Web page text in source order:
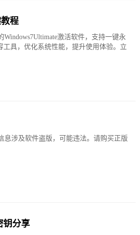
程
激活软件，支持一键永
具，优化系统性能，提升使用体验。立
息涉及软件盗版，可能违法。请购买正版
钥分享